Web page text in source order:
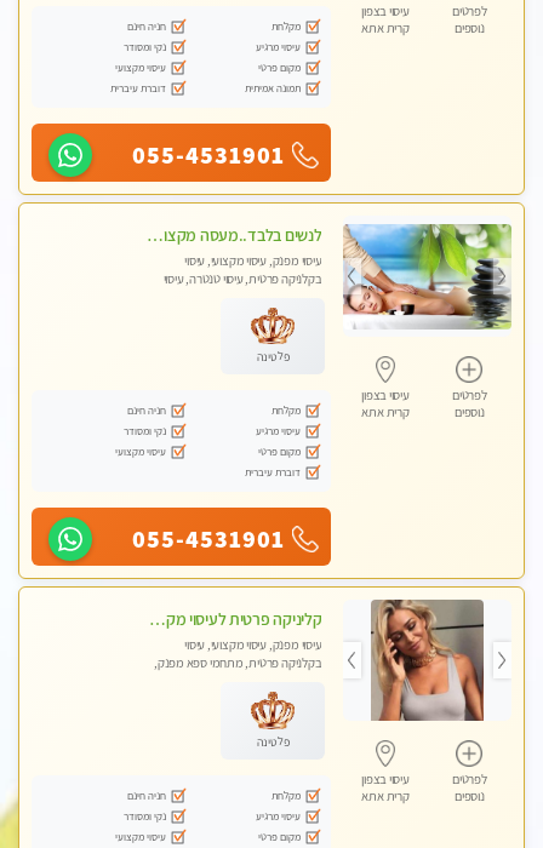
לפרטים
נוספים
עיסוי בצפון
קרית אתא
מקלחת
חניה חינם
עיסוי מרגיע
נקי ומסודר
מקום פרטי
עיסוי מקצועי
תמונה אמיתית
דוברת עיברית
055-4531901
לפרטים
נוספים
עיסוי בצפון
קרית אתא
לנשים בלבד..מעסה מקצועי לנשים בלבד
עיסוי מפנק, עיסוי מקצועי, עיסוי
בקלניקה פרטית, עיסוי טנטרה, עיסוי
פלטינה
מקלחת
חניה חינם
עיסוי מרגיע
נקי ומסודר
מקום פרטי
עיסוי מקצועי
דוברת עיברית
055-4531901
לפרטים
נוספים
עיסוי בצפון
קרית אתא
קליניקה פרטית לעיסוי מקצועי ואלטרנטיבי ברמה גבוהה VIP תתקשר ..... highly recommended..new in the city
עיסוי מפנק, עיסוי מקצועי, עיסוי
בקלניקה פרטית, מתחמי ספא מפנק,
טנטרה, עיסוי מגבר לגבר, עיסוי מגבר
לאישה
פלטינה
מקלחת
חניה חינם
עיסוי מרגיע
נקי ומסודר
מקום פרטי
עיסוי מקצועי